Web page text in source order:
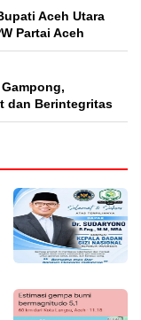
Aceh Utara
Partai Aceh
dan Berintegritas